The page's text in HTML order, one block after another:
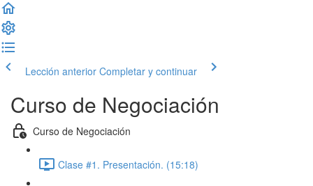
Lección anterior Completar y continuar
Curso de Negociación
Curso de Negociación
Clase #1. Presentación. (15:18)